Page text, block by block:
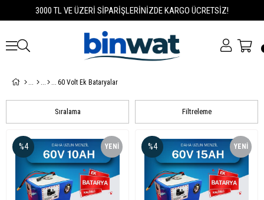
3000 TL VE ÜZERİ SİPARİŞLERİNİZDE KARGO ÜCRETSİZ!
60 Volt Ek Bataryalar
Filtreleme
Sıralama
%4 YENI
ÜRÜN
%4 YENI
ÜRÜN